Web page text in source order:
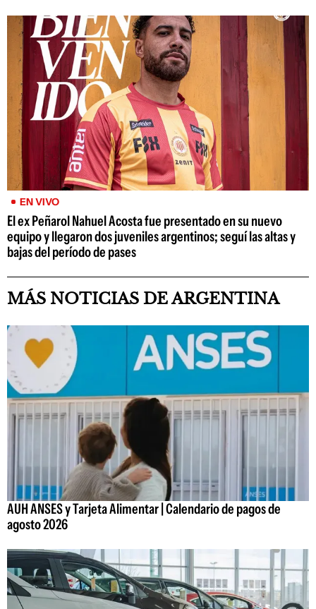
EN VIVO
El ex Peñarol Nahuel Acosta fue presentado en su nuevo
equipo y llegaron dos juveniles argentinos; seguí las altas y
bajas del período de pases
MÁS NOTICIAS DE ARGENTINA
AUH ANSES y Tarjeta Alimentar | Calendario de pagos de
agosto 2026